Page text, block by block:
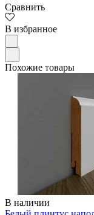
Сравнить
В избранное
Похожие товары
В наличии